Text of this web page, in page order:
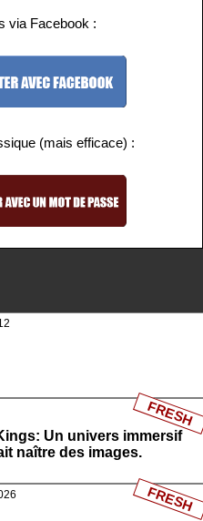
via Facebook :
(mais efficace) :
Un univers immersif
naître des images.
FRESH
FRESH